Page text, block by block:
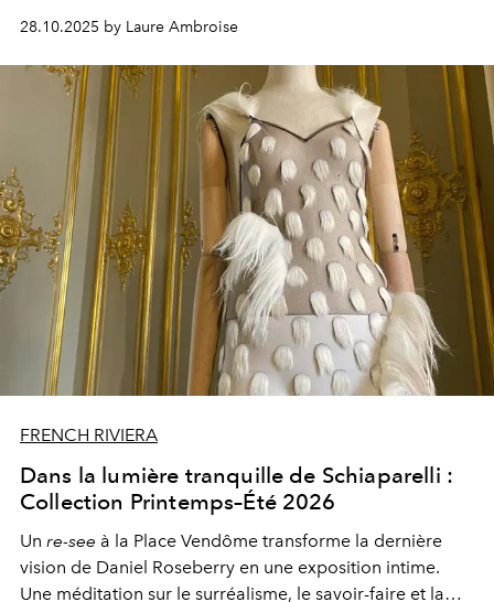
contemporaine.
raconte ce dialogue entrehistoire et modernité.
28.10.2025 by Laure Ambroise
FRENCH RIVIERA
Dans la lumière tranquille de Schiaparelli :
Collection Printemps–Été 2026
Un re-see à la Place Vendôme transforme la dernière
vision de Daniel Roseberry en une exposition intime.
Une méditation sur le surréalisme, le savoir-faire et la